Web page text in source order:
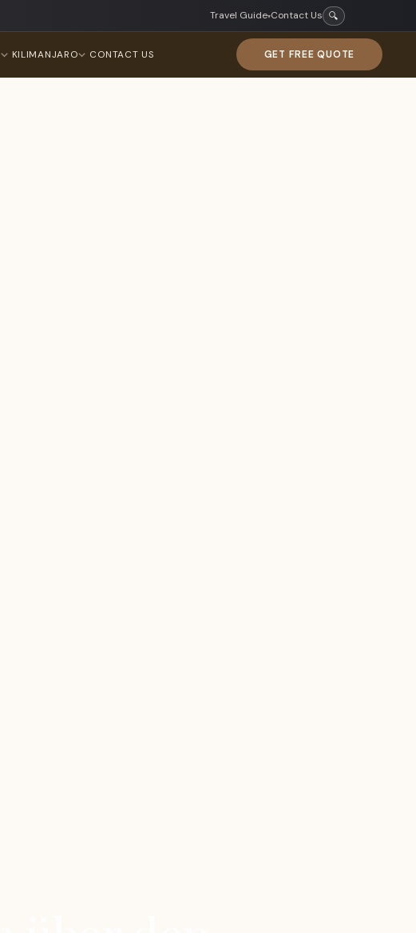
Travel Guide▾Contact Us 🔍
KILIMANJARO CONTACT US GET FREE QUOTE